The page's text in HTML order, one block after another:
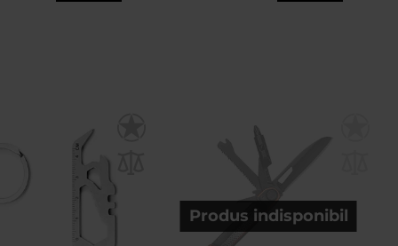
Produs indisponibil